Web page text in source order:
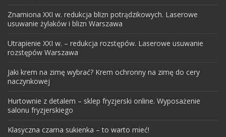
Znamiona XXI w. redukcja blizn potrądzikowych. Laserowe
usuwanie żylaków i blizn Warszawa
Utrapienie XXI w. – redukcja rozstępów. Laserowe usuwanie
rozstępów Warszawa
Jaki krem na zimę wybrać? Krem ochronny na zimę do cery
naczynkowej
Hurtownie z detalem – sklep fryzjerski online. Wyposażenie
salonu fryzjerskiego
Klasyczna czarna sukienka – to warto mieć!